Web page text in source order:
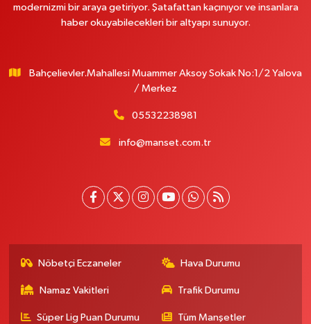
modernizmi bir araya getiriyor. Şatafattan kaçınıyor ve insanlara
haber okuyabilecekleri bir altyapı sunuyor.
Bahçelievler.Mahallesi Muammer Aksoy Sokak No:1/2 Yalova
/ Merkez
05532238981
info@manset.com.tr
Nöbetçi Eczaneler Hava Durumu
Namaz Vakitleri Trafik Durumu
Süper Lig Puan Durumu Tüm Manşetler